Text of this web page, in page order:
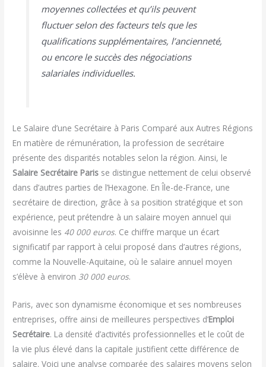
moyennes collectées et qu’ils peuvent
fluctuer selon des facteurs tels que les
qualifications supplémentaires, l’ancienneté,
ou encore le succès des négociations
salariales individuelles.
Le Salaire d’une Secrétaire à Paris Comparé aux Autres Régions
En matière de rémunération, la profession de secrétaire
présente des disparités notables selon la région. Ainsi, le
Salaire Secrétaire Paris se distingue nettement de celui observé
dans d’autres parties de l’Hexagone. En Île-de-France, une
secrétaire de direction, grâce à sa position stratégique et son
expérience, peut prétendre à un salaire moyen annuel qui
avoisinne les 40 000 euros. Ce chiffre marque un écart
significatif par rapport à celui proposé dans d’autres régions,
comme la Nouvelle-Aquitaine, où le salaire annuel moyen
s’élève à environ 30 000 euros.
Paris, avec son dynamisme économique et ses nombreuses
entreprises, offre ainsi de meilleures perspectives d’Emploi
Secrétaire. La densité d’activités professionnelles et le coût de
la vie plus élevé dans la capitale justifient cette différence de
salaire. Voici une analyse comparée des salaires moyens selon